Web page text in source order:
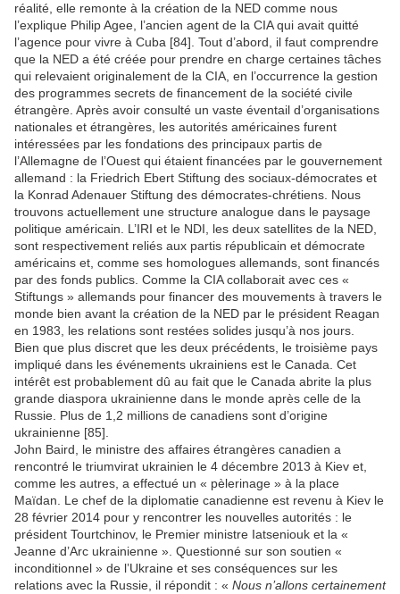
réalité, elle remonte à la création de la NED comme nous
l’explique Philip Agee, l’ancien agent de la CIA qui avait quitté
l’agence pour vivre à Cuba [84]. Tout d’abord, il faut comprendre
que la NED a été créée pour prendre en charge certaines tâches
qui relevaient originalement de la CIA, en l’occurrence la gestion
des programmes secrets de financement de la société civile
étrangère. Après avoir consulté un vaste éventail d’organisations
nationales et étrangères, les autorités américaines furent
intéressées par les fondations des principaux partis de
l’Allemagne de l’Ouest qui étaient financées par le gouvernement
allemand : la Friedrich Ebert Stiftung des sociaux-démocrates et
la Konrad Adenauer Stiftung des démocrates-chrétiens. Nous
trouvons actuellement une structure analogue dans le paysage
politique américain. L’IRI et le NDI, les deux satellites de la NED,
sont respectivement reliés aux partis républicain et démocrate
américains et, comme ses homologues allemands, sont financés
par des fonds publics. Comme la CIA collaborait avec ces «
Stiftungs » allemands pour financer des mouvements à travers le
monde bien avant la création de la NED par le président Reagan
en 1983, les relations sont restées solides jusqu’à nos jours.
Bien que plus discret que les deux précédents, le troisième pays
impliqué dans les événements ukrainiens est le Canada. Cet
intérêt est probablement dû au fait que le Canada abrite la plus
grande diaspora ukrainienne dans le monde après celle de la
Russie. Plus de 1,2 millions de canadiens sont d’origine
ukrainienne [85].
John Baird, le ministre des affaires étrangères canadien a
rencontré le triumvirat ukrainien le 4 décembre 2013 à Kiev et,
comme les autres, a effectué un « pèlerinage » à la place
Maïdan. Le chef de la diplomatie canadienne est revenu à Kiev le
28 février 2014 pour y rencontrer les nouvelles autorités : le
président Tourtchinov, le Premier ministre Iatseniouk et la «
Jeanne d’Arc ukrainienne ». Questionné sur son soutien «
inconditionnel » de l’Ukraine et ses conséquences sur les
relations avec la Russie, il répondit : « Nous n’allons certainement